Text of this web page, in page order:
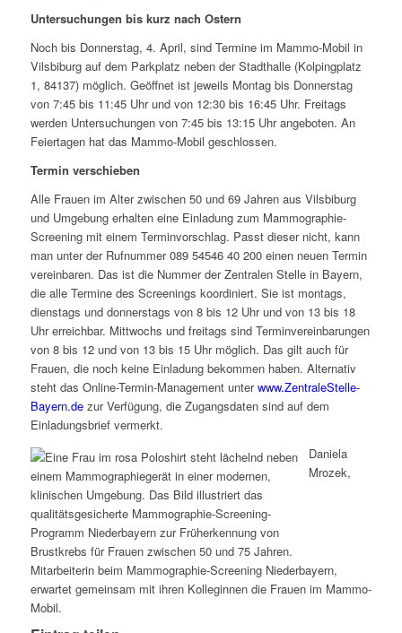
Untersuchungen bis kurz nach Ostern
Noch bis Donnerstag, 4. April, sind Termine im Mammo-Mobil in
Vilsbiburg auf dem Parkplatz neben der Stadthalle (Kolpingplatz
1, 84137) möglich. Geöffnet ist jeweils Montag bis Donnerstag
von 7:45 bis 11:45 Uhr und von 12:30 bis 16:45 Uhr. Freitags
werden Untersuchungen von 7:45 bis 13:15 Uhr angeboten. An
Feiertagen hat das Mammo-Mobil geschlossen.
Termin verschieben
Alle Frauen im Alter zwischen 50 und 69 Jahren aus Vilsbiburg
und Umgebung erhalten eine Einladung zum Mammographie-
Screening mit einem Terminvorschlag. Passt dieser nicht, kann
man unter der Rufnummer 089 54546 40 200 einen neuen Termin
vereinbaren. Das ist die Nummer der Zentralen Stelle in Bayern,
die alle Termine des Screenings koordiniert. Sie ist montags,
dienstags und donnerstags von 8 bis 12 Uhr und von 13 bis 18
Uhr erreichbar. Mittwochs und freitags sind Terminvereinbarungen
von 8 bis 12 und von 13 bis 15 Uhr möglich. Das gilt auch für
Frauen, die noch keine Einladung bekommen haben. Alternativ
steht das Online-Termin-Management unterwww.ZentraleStelle-
Bayern.dezur Verfügung, die Zugangsdaten sind auf dem
Einladungsbrief vermerkt.
Daniela
Mrozek,
Mitarbeiterin beim Mammographie-Screening Niederbayern,
erwartet gemeinsam mit ihren Kolleginnen die Frauen im Mammo-
Mobil.